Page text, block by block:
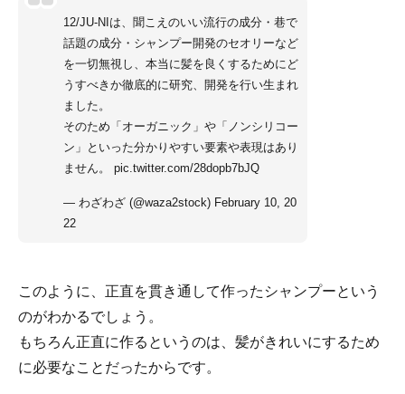
12/JU-NIは、聞こえのいい流行の成分・巷で
話題の成分・シャンプー開発のセオリーなど
を一切無視し、本当に髪を良くするためにど
うすべきか徹底的に研究、開発を行い生まれ
ました。
そのため「オーガニック」や「ノンシリコー
ン」といった分かりやすい要素や表現はあり
ません。 pic.twitter.com/28dopb7bJQ
— わざわざ (@waza2stock) February 10, 20
22
このように、正直を貫き通して作ったシャンプーという
のがわかるでしょう。
もちろん正直に作るというのは、髪がきれいにするため
に必要なことだったからです。